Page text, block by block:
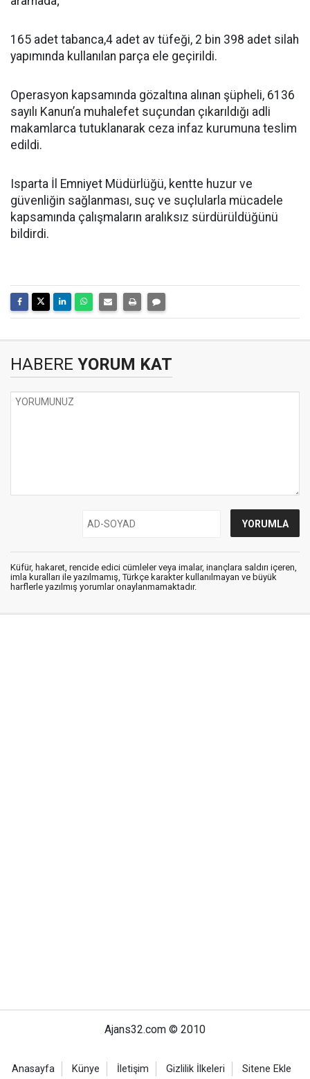
165 adet tabanca,4 adet av tüfeği, 2 bin 398 adet silah
yapımında kullanılan parça ele geçirildi.
Operasyon kapsamında gözaltına alınan şüpheli, 6136
sayılı Kanun’a muhalefet suçundan çıkarıldığı adli
makamlarca tutuklanarak ceza infaz kurumuna teslim
edildi.
Isparta İl Emniyet Müdürlüğü, kentte huzur ve
güvenliğin sağlanması, suç ve suçlularla mücadele
kapsamında çalışmaların aralıksız sürdürüldüğünü
bildirdi.
HABERE YORUM KAT
Küfür, hakaret, rencide edici cümleler veya imalar, inançlara saldırı içeren,
imla kuralları ile yazılmamış, Türkçe karakter kullanılmayan ve büyük
harflerle yazılmış yorumlar onaylanmamaktadır.
Ajans32.com © 2010
Anasayfa Künye İletişim Gizlilik İlkeleri Sitene Ekle